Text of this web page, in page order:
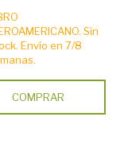
Sin
Envío en 7/8
COMPRAR